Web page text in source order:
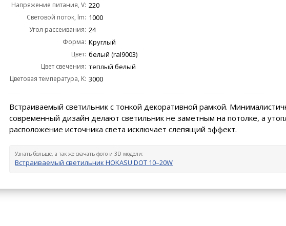
Напряжение питания, V: 220
Световой поток, lm: 1000
Угол рассеивания: 24
Форма: Круглый
Цвет: белый (ral9003)
Цвет свечения: теплый белый
Цветовая температура, K: 3000
Встраиваемый светильник с тонкой декоративной рамкой.
современный дизайн делают светильник не заметным на потолке, а
расположение источника света исключает слепящий эффект.
Узнать больше, а так же скачать фото и 3D модели:
Встраиваемый светильник HOKASU DOT 10–20W